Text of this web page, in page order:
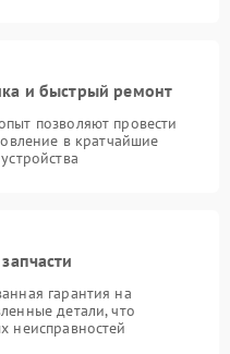
и быстрый ремонт
позволяют провести
в кратчайшие
гарантия на
детали, что
неисправностей